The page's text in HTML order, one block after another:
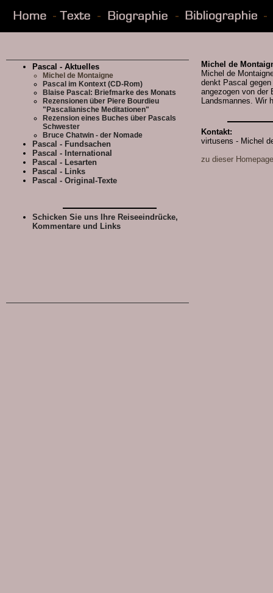
Pascal - Aktuelles
Michel de Montaigne
Pascal im Kontext (CD-Rom)
Blaise Pascal: Briefmarke des Monats
Rezensionen über Piere Bourdieu
"Pascalianische Meditationen"
Rezension eines Buches über Pascals
Schwester
Bruce Chatwin - der Nomade
Pascal - Fundsachen
Pascal - International
Pascal - Lesarten
Pascal - Links
Pascal - Original-Texte
Schicken Sie uns Ihre Reiseeindrücke,
Kommentare und Links
Michel de
Michel de
denkt Pascal
angezogen von der
Landsmannes. Wir
Kontakt:
virtusens - Michel
zu dieser Homepage